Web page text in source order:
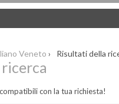
Veneto › Risultati della
con la tua richiesta!